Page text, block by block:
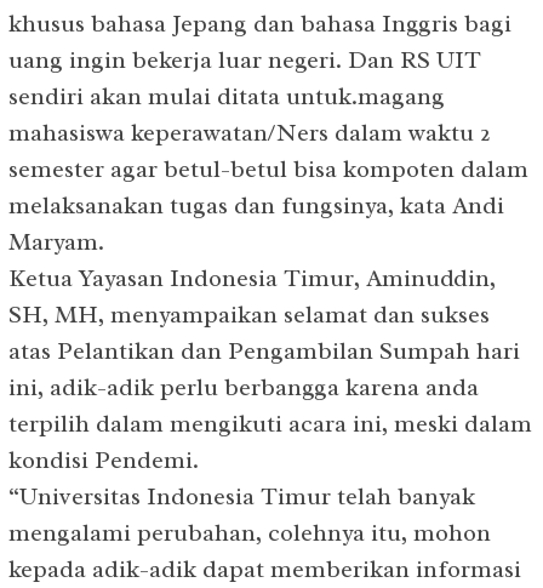
khusus bahasa Jepang dan bahasa Inggris bagi
uang ingin bekerja luar negeri. Dan RS UIT
sendiri akan mulai ditata untuk.magang
mahasiswa keperawatan/Ners dalam waktu 2
semester agar betul-betul bisa kompoten dalam
melaksanakan tugas dan fungsinya, kata Andi
Maryam.
Ketua Yayasan Indonesia Timur, Aminuddin,
SH, MH, menyampaikan selamat dan sukses
atas Pelantikan dan Pengambilan Sumpah hari
ini, adik-adik perlu berbangga karena anda
terpilih dalam mengikuti acara ini, meski dalam
kondisi Pendemi.
“Universitas Indonesia Timur telah banyak
mengalami perubahan, colehnya itu, mohon
kepada adik-adik dapat memberikan informasi